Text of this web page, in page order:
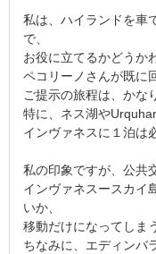
私は、ハイランドを車
で、
お役に立てるかどうか
ペコリーノさんが既に
ご提示の旅程は、かな
特に、ネス湖や
インヴァネスに１泊は
私の印象ですが、公共
インヴァネスースカイ
いか、
移動だけになってしま
ちなみに、エディンバ